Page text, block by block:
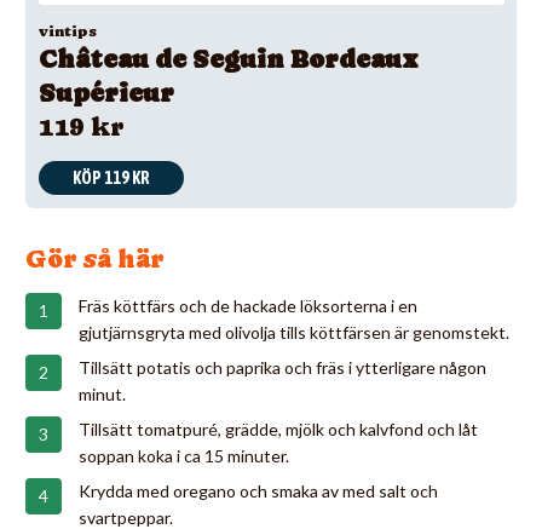
vintips
Château de Seguin Bordeaux
Supérieur
119 kr
KÖP 119 KR
Gör så här
Fräs köttfärs och de hackade löksorterna i en
gjutjärnsgryta med olivolja tills köttfärsen är genomstekt.
Tillsätt potatis och paprika och fräs i ytterligare någon
minut.
Tillsätt tomatpuré, grädde, mjölk och kalvfond och låt
soppan koka i ca 15 minuter.
Krydda med oregano och smaka av med salt och
svartpeppar.